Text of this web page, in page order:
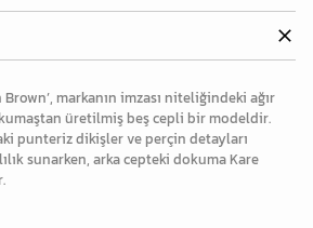
markanın imzası niteliğindeki ağır
üretilmiş beş cepli bir modeldir.
punteriz dikişler ve perçin detayları
sunarken, arka cepteki dokuma Kare